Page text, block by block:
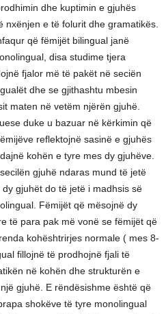
dhe kuptimin e gjuhës
nxënjen e të folurit dhe gramatikës.
që fëmijët bilingual janë
disa studime tjera
fjalor më të pakët në seciën
dhe se gjithashtu mbesin
maten në vetëm njërën gjuhë.
duke u bazuar në kërkimin që
reflektojnë sasinë e gjuhës
kohën e tyre mes dy gjuhëve.
gjuhë ndaras mund të jetë
gjuhët do të jetë i madhsis së
Fëmijët që mësojnë dy
të para pak më vonë se fëmijët që
kohështrirjes normale ( mes 8-
fillojnë të prodhojnë fjali të
në kohën dhe strukturën e
gjuhë. E rëndësishme është që
shokëve të tyre monolingual